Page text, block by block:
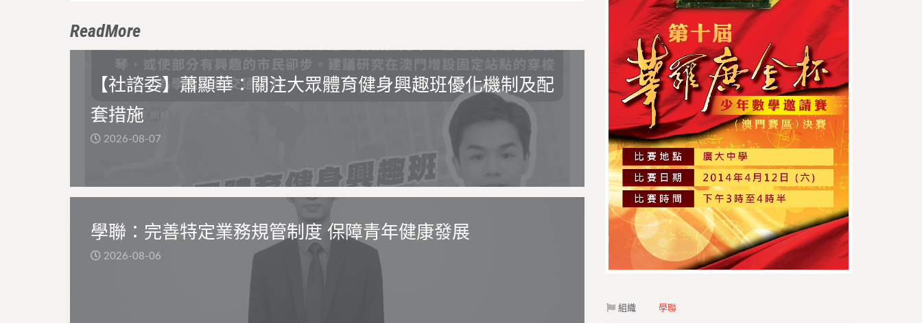
ReadMore
【社諮委】蕭顯華：關注大眾體育健身興趣班優化機制及配
套措施
2026-08-07
學聯：完善特定業務規管制度 保障青年健康發展
2026-08-06
組織 學聯